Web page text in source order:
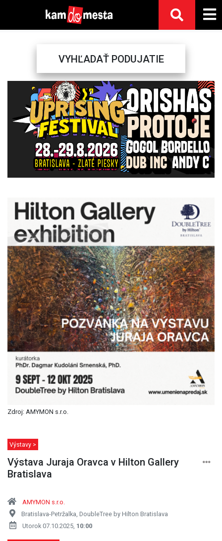
VYHĽADAŤ PODUJATIE
Previous Next
Zdroj: AMYMON s.r.o.
Výstavy >
Výstava Juraja Oravca v Hilton Gallery
Bratislava
AMYMON s.r.o.
Bratislava-Petržalka, DoubleTree by Hilton Bratislava
Utorok 07.10.2025, 10:00